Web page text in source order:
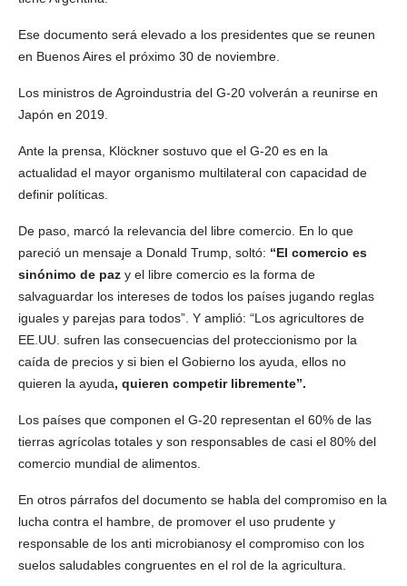
Ese documento será elevado a los presidentes que se reunen
en Buenos Aires el próximo 30 de noviembre.
Los ministros de Agroindustria del G-20 volverán a reunirse en
Japón en 2019.
Ante la prensa, Klöckner sostuvo que el G-20 es en la
actualidad el mayor organismo multilateral con capacidad de
definir políticas.
De paso, marcó la relevancia del libre comercio. En lo que
pareció un mensaje a Donald Trump, soltó: “El comercio es
sinónimo de paz y el libre comercio es la forma de
salvaguardar los intereses de todos los países jugando reglas
iguales y parejas para todos”. Y amplió: “Los agricultores de
EE.UU. sufren las consecuencias del proteccionismo por la
caída de precios y si bien el Gobierno los ayuda, ellos no
quieren la ayuda, quieren competir libremente”.
Los países que componen el G-20 representan el 60% de las
tierras agrícolas totales y son responsables de casi el 80% del
comercio mundial de alimentos.
En otros párrafos del documento se habla del compromiso en la
lucha contra el hambre, de promover el uso prudente y
responsable de los anti microbianosy el compromiso con los
suelos saludables congruentes en el rol de la agricultura.